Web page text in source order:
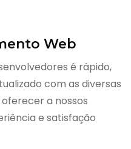
Web
é rápido,
com as diversas
a nossos
e satisfação